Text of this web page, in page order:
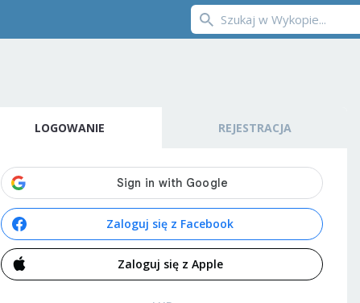
LOGOWANIE REJESTRACJA
Zaloguj się z Facebook
Zaloguj się z Apple